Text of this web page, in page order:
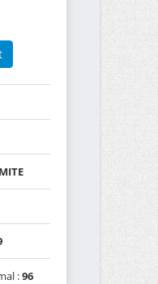
:96